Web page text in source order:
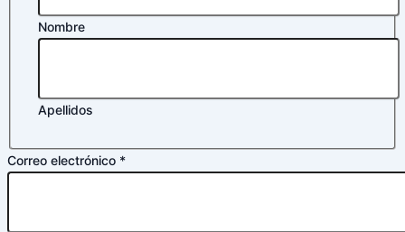
Nombre
Apellidos
*
Correo electrónico *